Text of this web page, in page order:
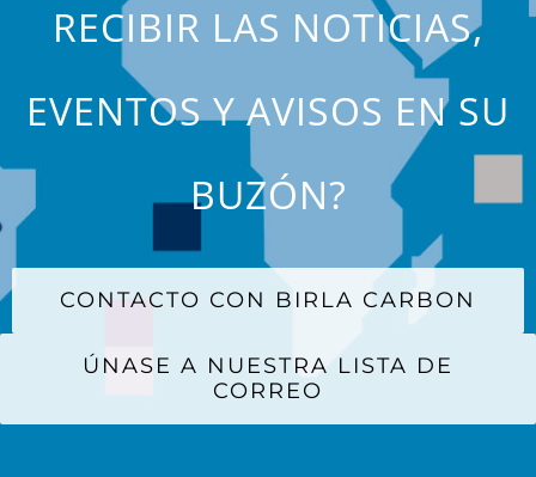
RECIBIR LAS NOTICIAS,
EVENTOS Y AVISOS EN SU
BUZÓN?
CONTACTO CON BIRLA CARBON
ÚNASE A NUESTRA LISTA DE
CORREO